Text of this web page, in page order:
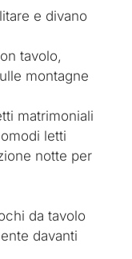
e divano
tavolo,
montagne
matrimoniali
letti
notte per
da tavolo
davanti